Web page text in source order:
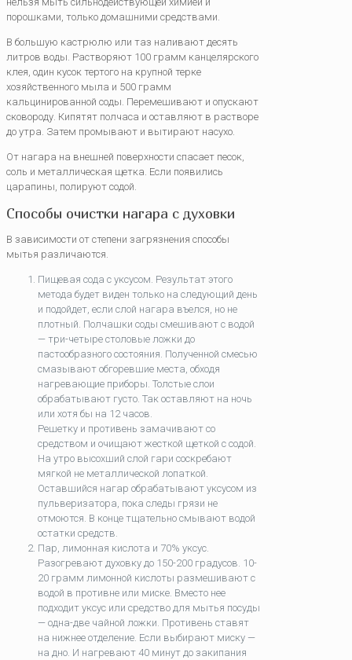
порошками, только домашними средствами.
В большую кастрюлю или таз наливают десять
литров воды. Растворяют 100 грамм канцелярского
клея, один кусок тертого на крупной терке
хозяйственного мыла и 500 грамм
кальцинированной соды. Перемешивают и опускают
сковороду. Кипятят полчаса и оставляют в растворе
до утра. Затем промывают и вытирают насухо.
От нагара на внешней поверхности спасает песок,
соль и металлическая щетка. Если появились
царапины, полируют содой.
Способы очистки нагара с духовки
В зависимости от степени загрязнения способы
мытья различаются.
Пищевая сода с уксусом. Результат этого
метода будет виден только на следующий день
и подойдет, если слой нагара въелся, но не
плотный. Полчашки соды смешивают с водой
— три-четыре столовые ложки до
пастообразного состояния. Полученной смесью
смазывают обгоревшие места, обходя
нагревающие приборы. Толстые слои
обрабатывают густо. Так оставляют на ночь
или хотя бы на 12 часов.
Решетку и противень замачивают со
средством и очищают жесткой щеткой с содой.
На утро высохший слой гари соскребают
мягкой не металлической лопаткой.
Оставшийся нагар обрабатывают уксусом из
пульверизатора, пока следы грязи не
отмоются. В конце тщательно смывают водой
остатки средств.
Пар, лимонная кислота и 70% уксус.
Разогревают духовку до 150-200 градусов. 10-
20 грамм лимонной кислоты размешивают с
водой в противне или миске. Вместо нее
подходит уксус или средство для мытья посуды
— одна-две чайной ложки. Противень ставят
на нижнее отделение. Если выбирают миску —
на дно. И нагревают 40 минут до закипания